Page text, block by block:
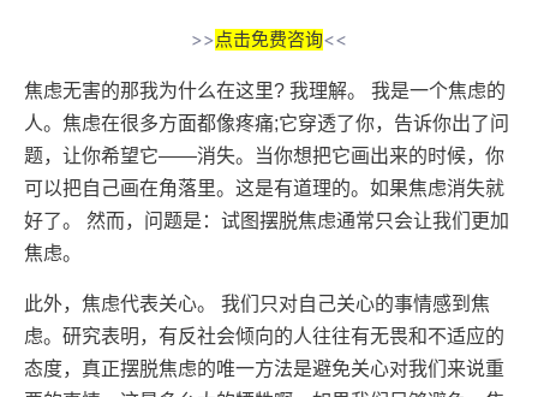
>>点击免费咨询<<
焦虑无害的那我为什么在这里? 我理解。 我是一个焦虑的
人。焦虑在很多方面都像疼痛;它穿透了你，告诉你出了问
题，让你希望它——消失。当你想把它画出来的时候，你
可以把自己画在角落里。这是有道理的。如果焦虑消失就
好了。 然而，问题是：试图摆脱焦虑通常只会让我们更加
焦虑。
此外，焦虑代表关心。 我们只对自己关心的事情感到焦
虑。研究表明，有反社会倾向的人往往有无畏和不适应的
态度，真正摆脱焦虑的唯一方法是避免关心对我们来说重